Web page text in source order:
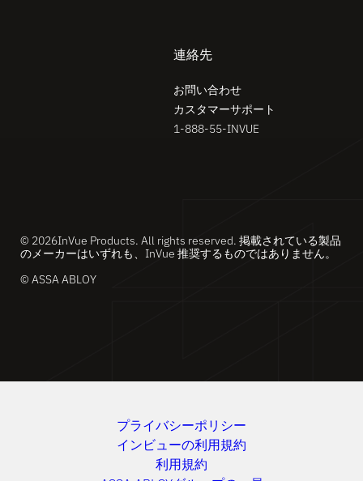
連絡先
お問い合わせ
カスタマーサポート
1-888-55-INVUE
© 2026InVue Products. All rights reserved. 掲載されている製品
のメーカーはいずれも、InVue 推奨するものではありません。
© ASSA ABLOY
プライバシーポリシー
インビューの利用規約
利用規約